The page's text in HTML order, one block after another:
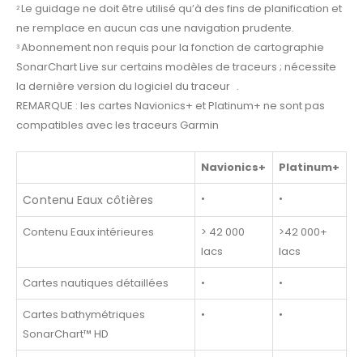
2 Le guidage ne doit être utilisé qu’à des fins de planification et
ne remplace en aucun cas une navigation prudente.
3 Abonnement non requis pour la fonction de cartographie
SonarChart Live sur certains modèles de traceurs ; nécessite
la dernière version du logiciel du traceur .
REMARQUE : les cartes Navionics+ et Platinum+ ne sont pas
compatibles avec les traceurs Garmin
Navionics+ Platinum+
Contenu Eaux côtières • •
Contenu Eaux intérieures
> 42 000
lacs
>42 000+
lacs
Cartes nautiques détaillées • •
Cartes bathymétriques
SonarChart™ HD
• •